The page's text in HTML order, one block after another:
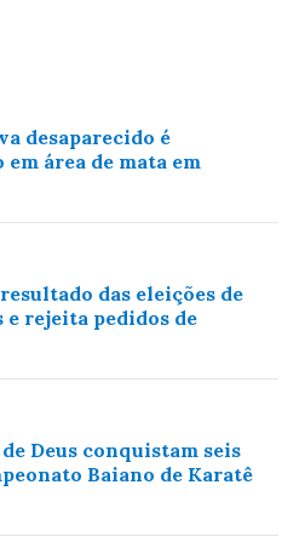
desaparecido é
área de mata em
das eleições de
e rejeita pedidos de
Deus conquistam seis
Baiano de Karatê